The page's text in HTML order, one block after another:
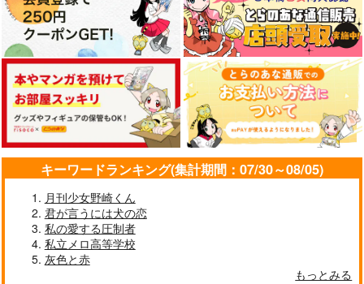
キーワードランキング(集計期間：07/30～08/05)
月刊少女野崎くん
君が言うには犬の恋
私の愛する圧制者
私立メロ高等学校
灰色と赤
もっとみる